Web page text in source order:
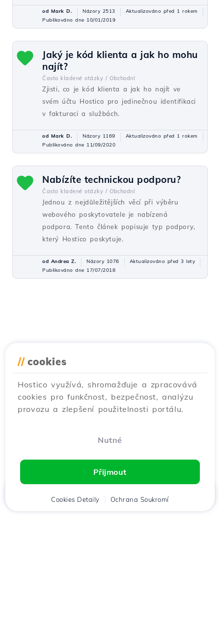
od Mark D. Názory 2513
Aktualizováno před 1 rokem
Publikováno dne 10/01/2019
Jaký je kód klienta a jak ho mohu
najít?
Často kladené otázky / Obchodní
Zjisti, co je kód klienta a jak ho najít ve
svém účtu Hostico pro jedinečnou identifikaci
v fakturaci a službách.
od Mark D. Názory 1169
Aktualizováno před 1 rokem
Publikováno dne 11/09/2020
Nabízíte technickou podporu?
Často kladené otázky / Obchodní
Jednou z nejdůležitějších věcí při výběru
webového poskytovatele je nabízená
podpora. Tento článek popisuje typ podpory,
který Hostico poskytuje.
od Andrea Z. Názory 1076
Aktualizováno před 3 lety
Publikováno dne 17/07/2018
// cookies
Hostico využívá, shromažďuje a zpracovává
cookies pro funkčnost, bezpečnost, analýzu
provozu a zlepšení použitelnosti portálu.
Nutné
Přijmout
Cookies Detaily Ochrana Soukromí
Klient Košík Chat